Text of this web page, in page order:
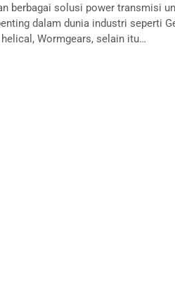
Gear
Reducers
berbagai solusi power transmisi
dalam dunia industri seperti
Wormgears, selain itu…